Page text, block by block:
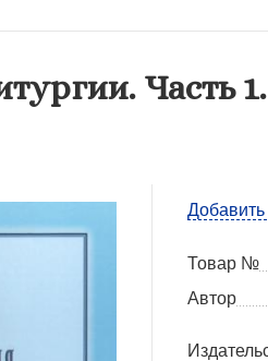
Часть
Товар №
Автор